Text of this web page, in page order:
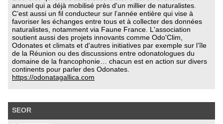
annuel qui a déjà mobilisé près d'un millier de naturalistes.
C’est aussi un fil conducteur sur l’année entière qui vise à
favoriser les échanges entre tous et à collecter des données
naturalistes, notamment via Faune France. L'association
soutient aussi des projets innovants comme Odo'Clim,
Odonates et climats et d'autres initiatives par exemple sur l’île
de la Réunion ou des discussions entre odonatologues du
domaine de la francophonie… chacun est en action sur divers
continents pour parler des Odonates.
https://odonatagallica.com
SEOR